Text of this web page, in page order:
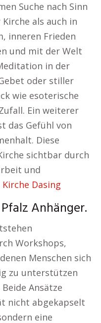
Suche nach Sinn
als auch in
inneren Frieden
und mit der Welt
in der
oder stiller
wie esoterische
Ein weiterer
das Gefühl von
Diese
sichtbar durch
und
Kirche Dasing
Anhänger.
Workshops,
Menschen sich
zu unterstützen
Ansätze
nicht abgekapselt
eine